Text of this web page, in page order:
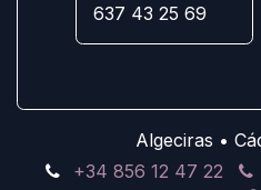
637 43 25 69
Algeciras •
+34 856 12 47 22